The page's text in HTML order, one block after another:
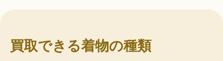
買取できる着物の種類